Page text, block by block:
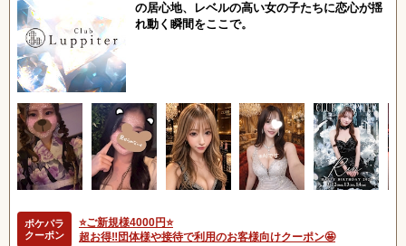
の居心地、レベルの高い女の子たちに恋心が揺
れ動く瞬間をここで。
ポケパラ
クーポン
⭐️ご新規様4000円⭐️
超お得‼️団体様や接待で利用のお客様向けクーポン🤩